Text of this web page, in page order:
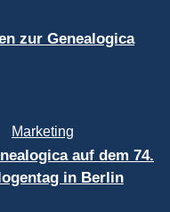
zur Genealogica
Marketing
auf dem 74.
in Berlin